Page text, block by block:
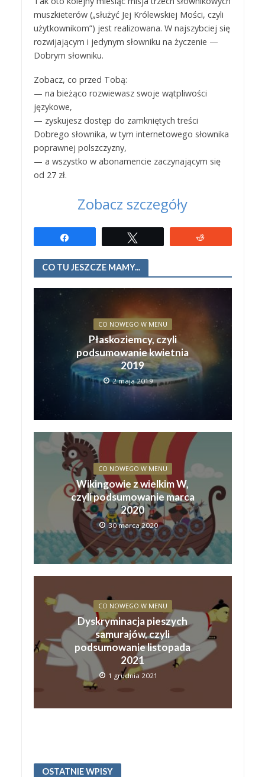
muszkieterów („służyć Jej Królewskiej Mości, czyli
użytkownikom”) jest realizowana. W najszybciej się
rozwijającym i jedynym słowniku na życzenie —
Dobrym słowniku.
Zobacz, co przed Tobą:
— na bieżąco rozwiewasz swoje wątpliwości
językowe,
— zyskujesz dostęp do zamkniętych treści
Dobrego słownika, w tym internetowego słownika
poprawnej polszczyzny,
— a wszystko w abonamencie zaczynającym się
od 27 zł.
Zobacz szczegóły
CO TU JESZCZE MAMY...
CO NOWEGO W MENU
Płaskoziemcy, czyli
podsumowanie kwietnia
2019
2 maja 2019
CO NOWEGO W MENU
Wikingowie z wielkim W,
czyli podsumowanie marca
2020
30 marca 2020
CO NOWEGO W MENU
Dyskryminacja pieszych
samurajów, czyli
podsumowanie listopada
2021
1 grudnia 2021
OSTATNIE WPISY